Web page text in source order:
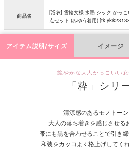
商品名
[浴衣] 雪輪文様 水墨 シック かっ
点セット (みゆう着用) [tk-
アイテム説明/サイズ イメージ
艶やかな大人かっこいい
「粋」シリ
清涼感のあるモノトー
大人の落ち着きを感じさせ
帯にも黒を合わせることで引き締
和装をカッコよく格上げしてく